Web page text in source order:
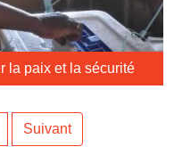
la paix et la sécurité
Suivant